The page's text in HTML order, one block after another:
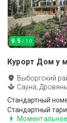
9.5 / 10
Курорт Дом у
Выборгский
Сауна,
Стандартный
Стандартный